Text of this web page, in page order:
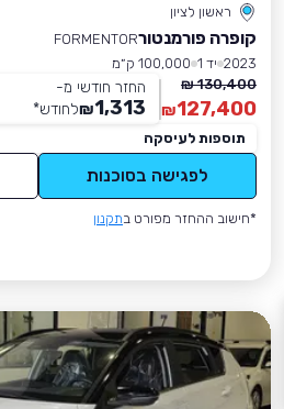
ראשון לציון
קופרה פורמנטורFORMENTOR
2023 יד 1
100,000 ק״מ
130,400 ₪
127,400
₪
החזר חודשי מ-
1,313
₪לחודש*
תוספות לעיסקה
לפגישה בסוכנות
*חישוב ההחזר מפורט בתקנון